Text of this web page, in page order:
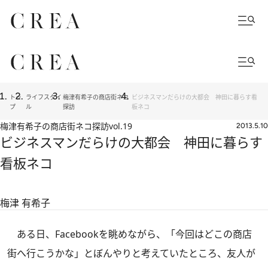
トッ
プ
ライフスタイ
ル
梅津有希子の商店街ネコ
探訪
ビジネスマンだらけの大都会 神田に暮らす看
板ネコ
梅津有希子の商店街ネコ探訪vol.19 2013.5.10
ビジネスマンだらけの大都会 神田に暮らす
看板ネコ
梅津 有希子
ある日、Facebookを眺めながら、「今回はどこの商店
街へ行こうかな」とぼんやりと考えていたところ、友人が